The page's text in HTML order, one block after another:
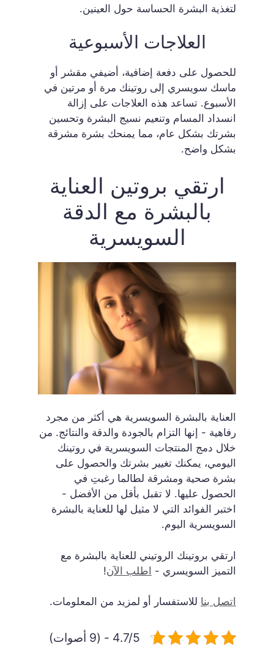
لتغذية البشرة الحساسة حول العينين.
العلاجات الأسبوعية
للحصول على دفعة إضافية، أضيفي مقشر أو
ماسك سويسري إلى روتينك مرة أو مرتين في
الأسبوع. تساعد هذه العلاجات على إزالة
انسداد المسام وتنعيم نسيج البشرة وتحسين
بشرتك بشكل عام، مما يمنحك بشرة مشرقة
بشكل واضح.
ارتقي بروتين العناية
بالبشرة مع الدقة
السويسرية
العناية بالبشرة السويسرية هي أكثر من مجرد
رفاهية - إنها التزام بالجودة والدقة والنتائج. من
خلال دمج المنتجات السويسرية في روتينك
اليومي، يمكنك تغيير بشرتك والحصول على
بشرة صحية ومشرقة لطالما رغبتِ في
الحصول عليها. لا تقبل بأقل من الأفضل -
اختبر الفوائد التي لا مثيل لها للعناية بالبشرة
السويسرية اليوم.
ارتقي بروتينك الروتيني للعناية بالبشرة مع
التميز السويسري - اطلب الآن!
اتصل بنا للاستفسار أو لمزيد من المعلومات.
4.7/5 - (9 أصوات)